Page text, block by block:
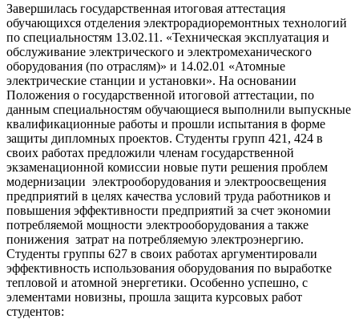
Завершилась государственная итоговая аттестация
обучающихся отделения электрорадиоремонтных технологий
по специальностям 13.02.11. «Техническая эксплуатация и
обслуживание электрического и электромеханического
оборудования (по отраслям)» и 14.02.01 «Атомные
электрические станции и установки». На основании
Положения о государственной итоговой аттестации, по
данным специальностям обучающиеся выполнили выпускные
квалификационные работы и прошли испытания в форме
защиты дипломных проектов. Студенты групп 421, 424 в
своих работах предложили членам государственной
экзаменационной комиссии новые пути решения проблем
модернизации электрооборудования и электроосвещения
предприятий в целях качества условий труда работников и
повышения эффективности предприятий за счет экономии
потребляемой мощности электрооборудования а также
понижения затрат на потребляемую электроэнергию.
Студенты группы 627 в своих работах аргументировали
эффективность использования оборудования по выработке
тепловой и атомной энергетики. Особенно успешно, с
элементами новизны, прошла защита курсовых работ
студентов: